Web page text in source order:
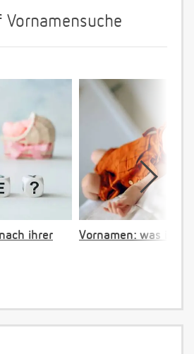
Vornamensuche
ihrer
Vornamen: was ist